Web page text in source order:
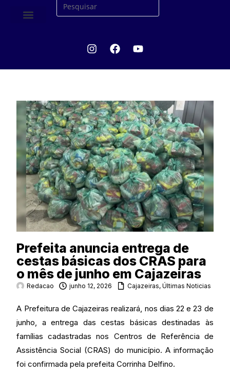
Prefeita anuncia entrega de
cestas básicas dos CRAS para
o mês de junho em Cajazeiras
Redacao junho 12, 2026 Cajazeiras,Últimas Noticias
A Prefeitura de Cajazeiras realizará, nos dias 22 e 23 de
junho, a entrega das cestas básicas destinadas às
famílias cadastradas nos Centros de Referência de
Assistência Social (CRAS) do município. A informação
foi confirmada pela prefeita Corrinha Delfino.